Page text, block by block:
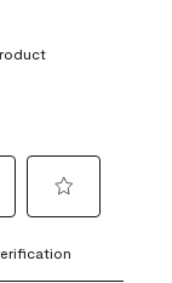
to
rate